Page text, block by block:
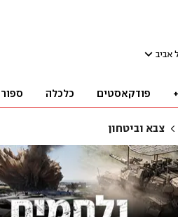
אביב
פודקאסטים כלכלה
צבא וביטחון